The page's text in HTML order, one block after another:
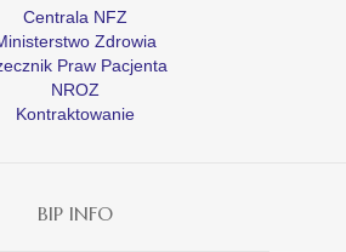
Centrala NFZ
Zdrowia
Praw Pacjenta
NROZ
Kontraktowanie
BIP INFO